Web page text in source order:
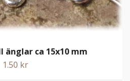
ca 15x10 mm
1.50 kr